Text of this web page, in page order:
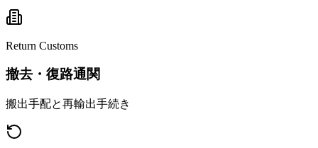
Return Customs
撤去・復路通関
搬出手配と再輸出手続き